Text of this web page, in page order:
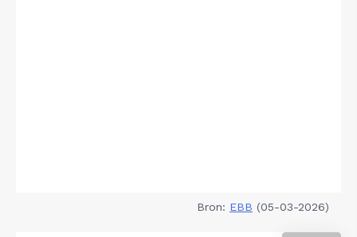
Bron: EBB (05-03-2026)